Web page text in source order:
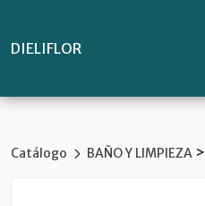
DIELIFLOR
Catálogo BAÑO Y LIMPIEZA >